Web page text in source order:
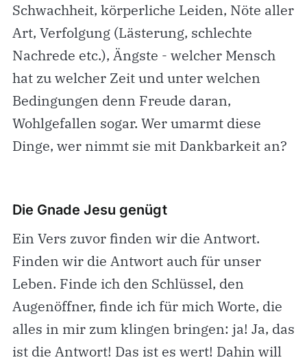
Schwachheit, körperliche Leiden, Nöte aller
Art, Verfolgung (Lästerung, schlechte
Nachrede etc.), Ängste - welcher Mensch
hat zu welcher Zeit und unter welchen
Bedingungen denn Freude daran,
Wohlgefallen sogar. Wer umarmt diese
Dinge, wer nimmt sie mit Dankbarkeit an?
Die Gnade Jesu genügt
Ein Vers zuvor finden wir die Antwort.
Finden wir die Antwort auch für unser
Leben. Finde ich den Schlüssel, den
Augenöffner, finde ich für mich Worte, die
alles in mir zum klingen bringen: ja! Ja, das
ist die Antwort! Das ist es wert! Dahin will